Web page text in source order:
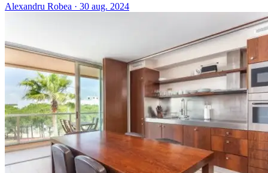
Alexandru Robea · 30 aug. 2024